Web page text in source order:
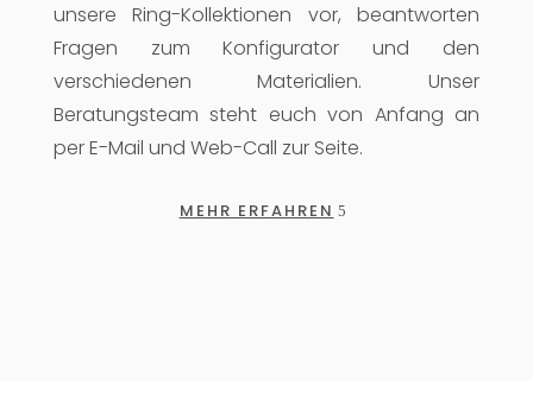
unsere Ring-Kollektionen vor, beantworten
Fragen zum Konfigurator und den
verschiedenen Materialien. Unser
Beratungsteam steht euch von Anfang an
per E-Mail und Web-Call zur Seite.
MEHR ERFAHREN